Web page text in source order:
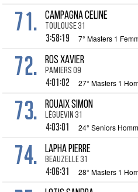
71. CAMPAGNA Celine
Toulouse 31
3:58:19 7° Masters 1
72. ROS Xavier
Pamiers 09
4:01:02 27° Masters 1
73. ROUAIX Simon
Lèguevin 31
4:03:01 24° Seniors
74. LAPHA Pierre
Beauzelle 31
4:06:31 28° Masters 1